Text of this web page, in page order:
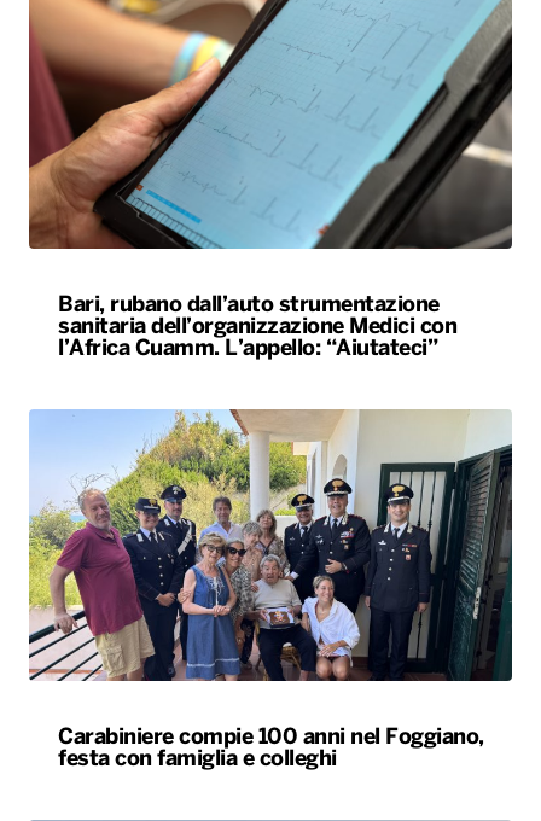
Bari, rubano dall’auto strumentazione
sanitaria dell’organizzazione Medici con
l’Africa Cuamm. L’appello: “Aiutateci”
Carabiniere compie 100 anni nel Foggiano,
festa con famiglia e colleghi